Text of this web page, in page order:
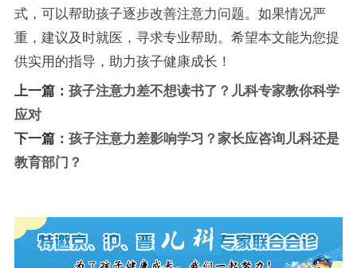
式，可以帮助孩子逐步改善注意力问题。如果情况严
重，建议及时就医，寻求专业帮助。希望本文能为您提
供实用的指导，助力孩子健康成长！
上一篇： 孩子注意力差不想读书了？儿科专家教你科学
应对
下一篇： 孩子注意力差影响学习？家长应咨询儿科还是
教育部门？